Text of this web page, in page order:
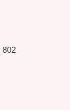
802